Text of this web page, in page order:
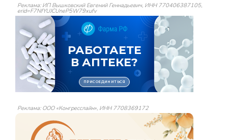
Реклама: ИП Вышковский Евгений Геннадьевич, ИНН 770406387105,
erid=F7NfYUJCUneP5W79xufv
Реклама: ООО «Конгресслайн», ИНН 7708369172